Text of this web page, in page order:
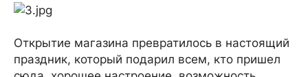
Открытие магазина превратилось в настоящий
праздник, который подарил всем, кто пришел